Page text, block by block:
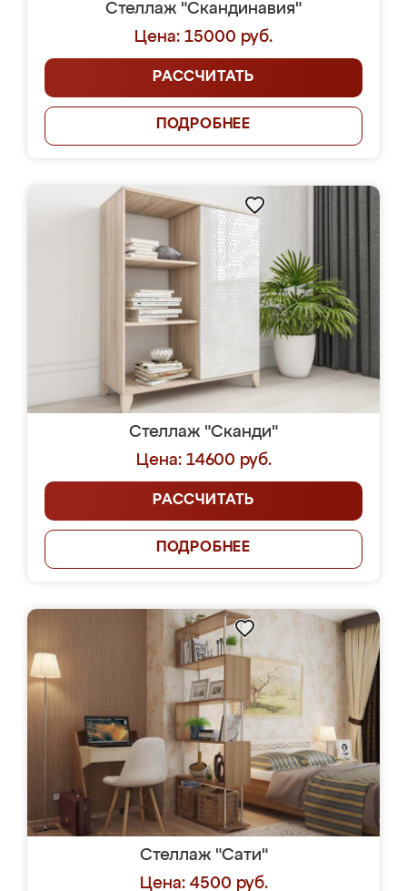
Стеллаж "Скандинавия"
Цена: 15000 руб.
РАССЧИТАТЬ
ПОДРОБНЕЕ
Стеллаж "Сканди"
Цена: 14600 руб.
РАССЧИТАТЬ
ПОДРОБНЕЕ
Стеллаж "Сати"
Цена: 4500 руб.